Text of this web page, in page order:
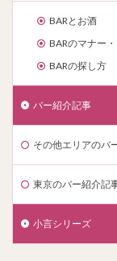
BARとお酒
BARのマナー
BARの探し方
バー紹介記事
その他エリアのバ
東京のバー紹介記
小言シリーズ